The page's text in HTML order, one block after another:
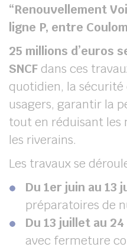
“Renouvellement
ligne P, entre
25 millions d’euros
SNCFdans ces
quotidien, la
usagers, garantir la
tout en réduisant les
les riverains.
Les travaux se
Du 1er juin au 13
préparatoires de
Du 13 juillet au
avec fermeture